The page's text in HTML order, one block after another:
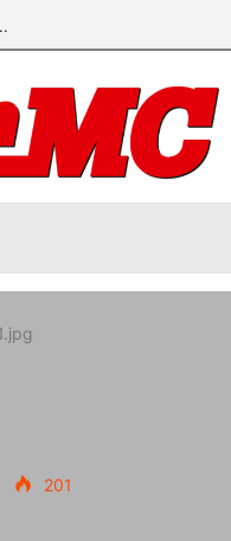
201